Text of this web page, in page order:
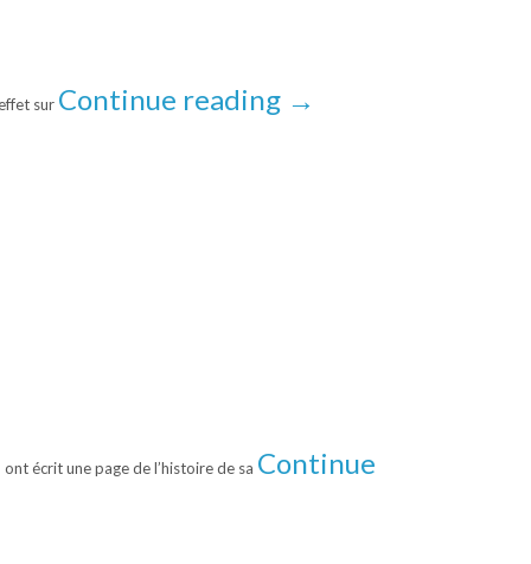
sur Continue reading →
écrit une page de l’histoire de sa Continue